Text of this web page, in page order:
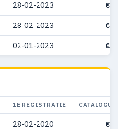
28-02-2023 €
28-02-2023 €
02-01-2023 €
1E REGISTRATIE
28-02-2020 €